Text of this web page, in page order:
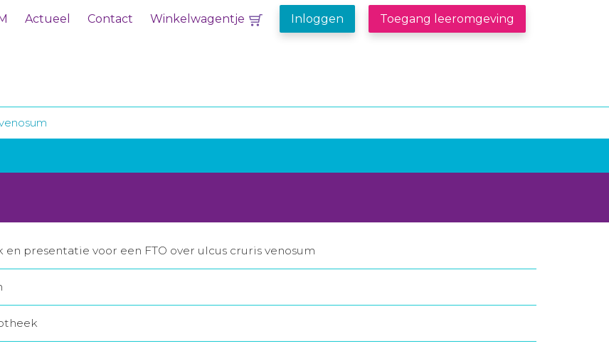
Actueel Contact Winkelwagentje Inloggen Toegang leeromgeving
en presentatie voor een FTO over ulcus cruris venosum